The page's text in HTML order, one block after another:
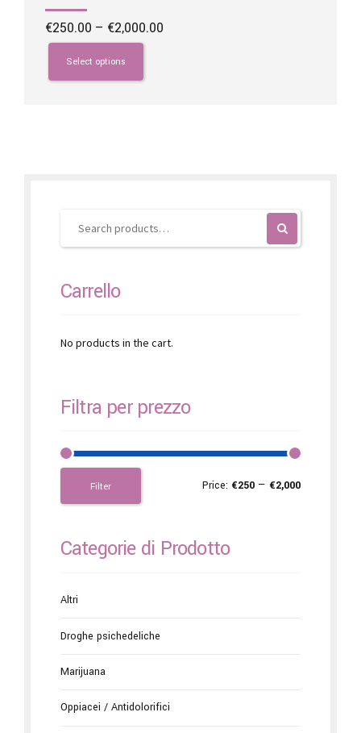
€250.00 – €2,000.00
Select options
This
product
has
product
Carrello
No products in the cart.
Filtra per prezzo
Filter Price: €250 — €2,000
Categorie di Prodotto
Altri
Droghe psichedeliche
Marijuana
Oppiacei / Antidolorifici